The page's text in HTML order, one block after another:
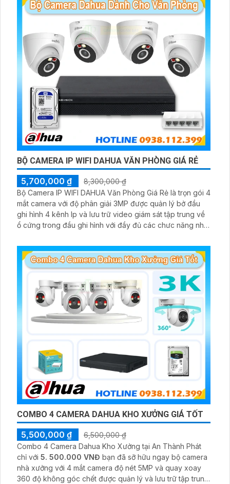
BỘ CAMERA IP WIFI DAHUA VĂN PHÒNG GIÁ RẺ
5,700,000 ₫
8,300,000 ₫
Bộ Camera IP WIFI DAHUA Văn Phòng Giá Rẻ là trọn gói 4
mắt camera với độ phân giải 3MP được quản lý bở đầu
ghi hình 4 kênh Ip và lưu trữ video giám sát tập trung về
ổ cứng trong đầu ghi hình với đầy đủ các chưc năng như
giám sát có màu vào ban đêm
COMBO 4 CAMERA DAHUA KHO XƯỞNG GIÁ TỐT
5,500,000 ₫
6,500,000 ₫
Combo 4 Camera Dahua Kho Xưởng tại An Thành Phát
chỉ với 5. 500.000 VNĐ bạn đã sỡ hữu ngay bộ camera
nhà xưởng với 4 mắt camera độ nét 5MP và quay xoay
360 độ không góc chết được quản lý và lưu trữ tập trung